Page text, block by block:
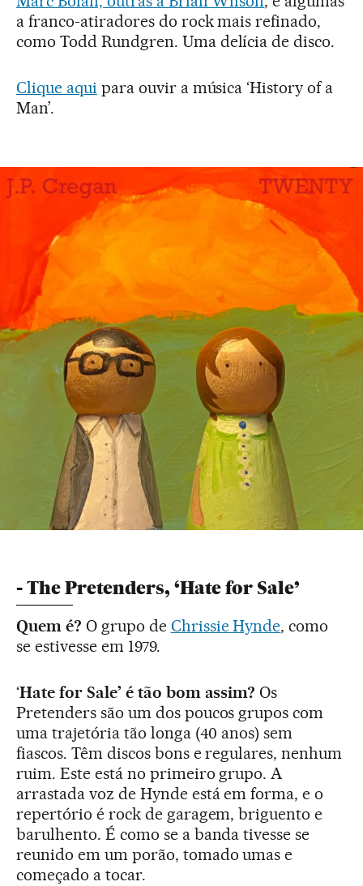
a franco-atiradores do rock mais refinado,
como Todd Rundgren. Uma delícia de disco.
Clique aqui para ouvir a música ‘History of a
Man’.
- The Pretenders, ‘Hate for Sale’
Quem é? O grupo de Chrissie Hynde, como
se estivesse em 1979.
‘Hate for Sale’ é tão bom assim? Os
Pretenders são um dos poucos grupos com
uma trajetória tão longa (40 anos) sem
fiascos. Têm discos bons e regulares, nenhum
ruim. Este está no primeiro grupo. A
arrastada voz de Hynde está em forma, e o
repertório é rock de garagem, briguento e
barulhento. É como se a banda tivesse se
reunido em um porão, tomado umas e
começado a tocar.